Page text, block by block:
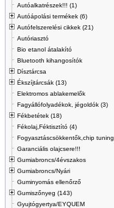
Autóalkatrészek!!! (1)
Autóápolási termékek (6)
Autófelszerelési cikkek (21)
Autóriasztó
Bio etanol átalakító
Bluetooth kihangosítók
Dísztárcsa
Ékszíjtárcsák (13)
Elektromos ablakemelők
Fagyállófolyadékok, jégoldók (3)
Fékbetétek (18)
Fékolaj,Féktisztító (4)
Fogyasztáscsökkentők,chip tuning
Garanciális olajcsere!!!
Gumiabroncs/4évszakos
Gumiabroncs/Nyári
Guminyomás ellenőrző
Gumiszőnyeg (143)
Gyujtógyertya/EYQUEM